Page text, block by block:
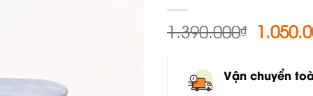
1.390.000₫ Giá
gốc
Vận chuyển